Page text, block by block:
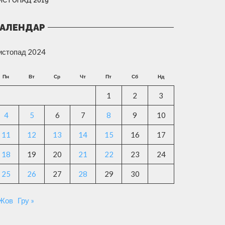
2024
Пн Вт Ср Чт Пт Сб Нд
1 2 3
4 5 6 7 8 9 10
11 12 13 14 15 16 17
18 19 20 21 22 23 24
25 26 27 28 29 30
Гру »